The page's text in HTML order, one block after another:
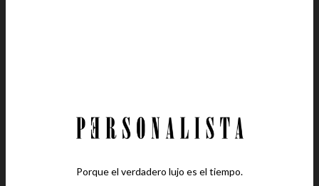
Porque el verdadero lujo es el tiempo.